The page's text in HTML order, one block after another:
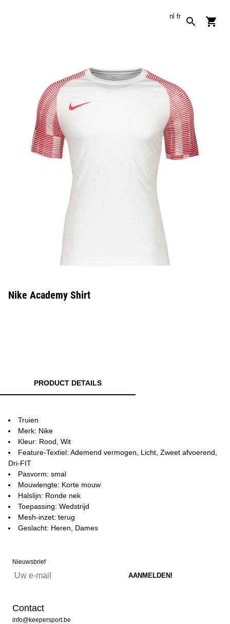
nl fr
Nike Academy Shirt
PRODUCT DETAILS
Truien
Merk: Nike
Kleur: Rood, Wit
Feature-Textiel: Ademend vermogen, Licht, Zweet afvoerend,
Dri-FIT
Pasvorm: smal
Mouwlengte: Korte mouw
Halslijn: Ronde nek
Toepassing: Wedstrijd
Mesh-inzet: terug
Geslacht: Heren, Dames
Nieuwsbrief
Contact
info@keepersport.be